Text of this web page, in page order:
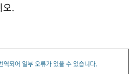
오.
역되어 일부 오류가 있을 수 있습니다.